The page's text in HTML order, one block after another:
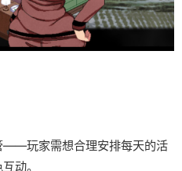
——玩家需想合理安排每天的活
动。